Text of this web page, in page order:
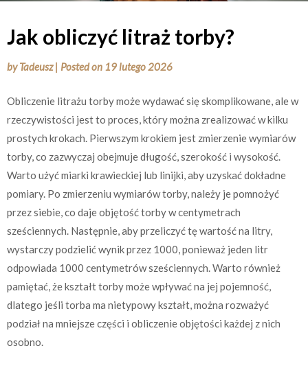
Jak obliczyć litraż torby?
byTadeusz | Posted on 19 lutego 2026
Obliczenie litrażu torby może wydawać się skomplikowane, ale w
rzeczywistości jest to proces, który można zrealizować w kilku
prostych krokach. Pierwszym krokiem jest zmierzenie wymiarów
torby, co zazwyczaj obejmuje długość, szerokość i wysokość.
Warto użyć miarki krawieckiej lub linijki, aby uzyskać dokładne
pomiary. Po zmierzeniu wymiarów torby, należy je pomnożyć
przez siebie, co daje objętość torby w centymetrach
sześciennych. Następnie, aby przeliczyć tę wartość na litry,
wystarczy podzielić wynik przez 1000, ponieważ jeden litr
odpowiada 1000 centymetrów sześciennych. Warto również
pamiętać, że kształt torby może wpływać na jej pojemność,
dlatego jeśli torba ma nietypowy kształt, można rozważyć
podział na mniejsze części i obliczenie objętości każdej z nich
osobno.